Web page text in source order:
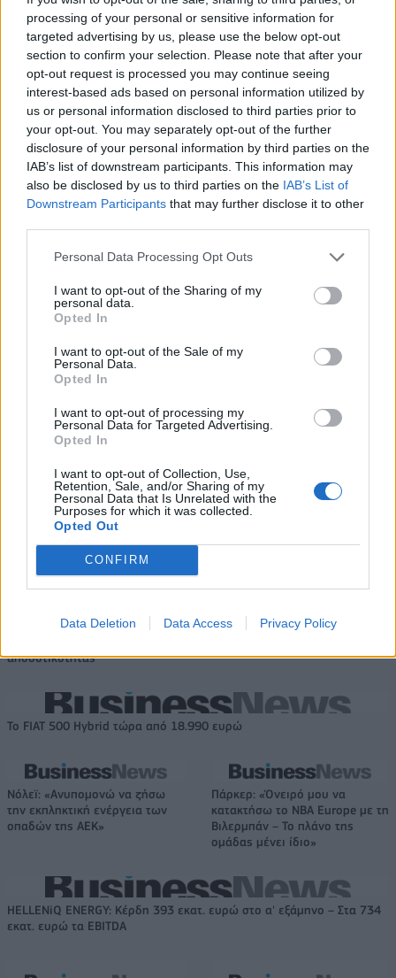
processing of your personal or sensitive information for
targeted advertising by us, please use the below opt-out
section to confirm your selection. Please note that after your
opt-out request is processed you may continue seeing
interest-based ads based on personal information utilized by
us or personal information disclosed to third parties prior to
your opt-out. You may separately opt-out of the further
disclosure of your personal information by third parties on the
IAB’s list of downstream participants. This information may
also be disclosed by us to third parties on the IAB’s List of
Downstream Participants that may further disclose it to other
Personal Data Processing Opt Outs
I want to opt-out of the Sharing of my
personal data.
Opted In
I want to opt-out of the Sale of my
Personal Data.
Opted In
I want to opt-out of processing my
Personal Data for Targeted Advertising.
Opted In
I want to opt-out of Collection, Use,
Retention, Sale, and/or Sharing of my
Personal Data that Is Unrelated with the
Purposes for which it was collected.
Opted Out
CONFIRM
Data Deletion Data Access Privacy Policy
Ουκρανία: Με Μίχαϊλιουκ και Λεν κόντρα στην Ελλάδα
Άρης: Ανακοίνωσε την
απόκτηση του Άνταμ Μοκόκα -
Δωρεά της ΚΑΕ στους
Β.Σ. Καρούλιας: Τζίρος 98,7
εκατ. ευρώ και αύξηση κερδών
Metlen: Ρεκόρ EBITDA στο α' εξάμηνο, στα 550 εκατ. ευρώ – Καθαρά
κέρδη 313 εκατ. ευρώ
Χρηματοδότηση 8 εκατ. ευρώ
σε 843 μέσα ενημέρωσης-
Ξεκίνησε το πενταετές
ξεκίνησε το πρόγραμμα
στήριξης- Κάλυψη εισφορών
IAB Hellas: Νέα Διοικούσα Επιτροπή και νέο Διοικητικό Συμβούλιο -
Πρόεδρος ο Γαληνός Γιαγλής
Νέο Audi A2 e-tron με στόχο
αποδοτικότητας
Η Chery επενδύει 75 εκατ.
Το FIAT 500 Hybrid τώρα από 18.990 ευρώ
Νόλεϊ: «Ανυπομονώ να ζήσω
την εκπληκτική ενέργεια των
οπαδών της ΑΕΚ»
Πάρκερ: «Όνειρό μου να
κατακτήσω το ΝΒΑ Europe με τη
Βιλερμπάν – Το πλάνο της
ομάδας μένει ίδιο»
HELLENiQ ENERGY: Κέρδη 393 εκατ. ευρώ στο α' εξάμηνο – Στα 734
εκατ. ευρώ τα EBITDA